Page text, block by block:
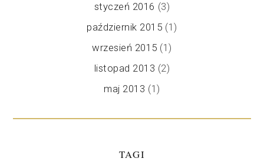
styczeń 2016 (3)
październik 2015 (1)
wrzesień 2015 (1)
listopad 2013 (2)
maj 2013 (1)
TAGI